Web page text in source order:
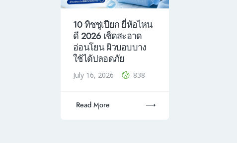
10 ทิชชู่เปียก ยี่ห้อไหน
ดี 2026 เช็ดสะอาด
อ่อนโยน ผิวบอบบาง
ใช้ได้ปลอดภัย
July 16, 2026 838
Read More